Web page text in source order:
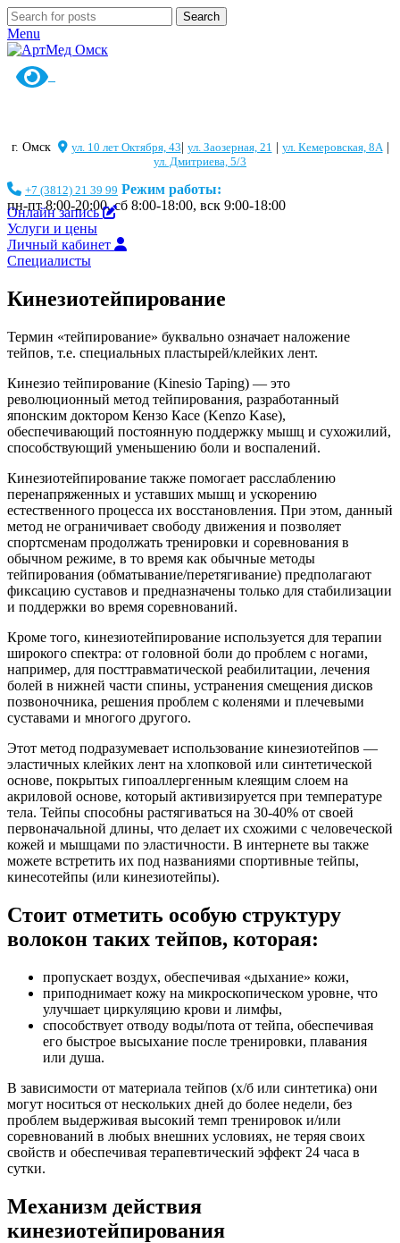
Search
Menu
г. Омск ул. 10 лет Октября, 43 ул. Заозерная, 21 ул. Кемеровская, 8А|
ул. Дмитриева, 5/3
+7 (3812) 21 39 99 Режим работы:
пн-пт 8:00-20:00, сб 8:00-18:00, вск 9:00-18:00
Онлайн запись
Услуги и цены
Личный кабинет
Специалисты
Кинезиотейпирование
Термин «тейпирование» буквально означает наложение
тейпов, т.е. специальных пластырей/клейких лент.
Кинезио тейпирование (Kinesio Taping) — это
революционный метод тейпирования, разработанный
японским доктором Кензо Касе (Kenzo Kase),
обеспечивающий постоянную поддержку мышц и сухожилий,
способствующий уменьшению боли и воспалений.
Кинезиотейпирование также помогает расслаблению
перенапряженных и уставших мышц и ускорению
естественного процесса их восстановления. При этом, данный
метод не ограничивает свободу движения и позволяет
спортсменам продолжать тренировки и соревнования в
обычном режиме, в то время как обычные методы
тейпирования (обматывание/перетягивание) предполагают
фиксацию суставов и предназначены только для стабилизации
и поддержки во время соревнований.
Кроме того, кинезиотейпирование используется для терапии
широкого спектра: от головной боли до проблем с ногами,
например, для посттравматической реабилитации, лечения
болей в нижней части спины, устранения смещения дисков
позвоночника, решения проблем с коленями и плечевыми
суставами и многого другого.
Этот метод подразумевает использование кинезиотейпов —
эластичных клейких лент на хлопковой или синтетической
основе, покрытых гипоаллергенным клеящим слоем на
акриловой основе, который активизируется при температуре
тела. Тейпы способны растягиваться на 30-40% от своей
первоначальной длины, что делает их схожими с человеческой
кожей и мышцами по эластичности. В интернете вы также
можете встретить их под названиями спортивные тейпы,
кинесотейпы (или кинезиотейпы).
Стоит отметить особую структуру
волокон таких тейпов, которая:
пропускает воздух, обеспечивая «дыхание» кожи,
приподнимает кожу на микроскопическом уровне, что
улучшает циркуляцию крови и лимфы,
способствует отводу воды/пота от тейпа, обеспечивая
его быстрое высыхание после тренировки, плавания
или душа.
В зависимости от материала тейпов (х/б или синтетика) они
могут носиться от нескольких дней до более недели, без
проблем выдерживая высокий темп тренировок и/или
соревнований в любых внешних условиях, не теряя своих
свойств и обеспечивая терапевтический эффект 24 часа в
сутки.
Механизм действия
кинезиотейпирования